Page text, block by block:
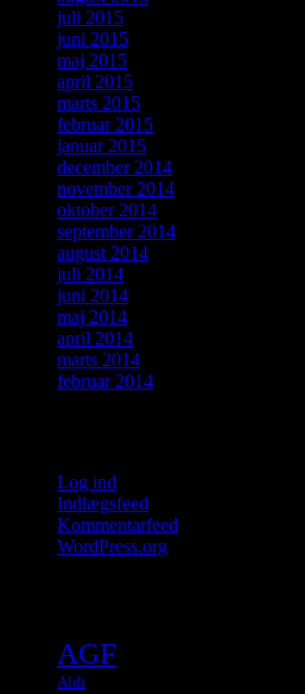
juli 2015
juni 2015
maj 2015
april 2015
marts 2015
februar 2015
januar 2015
december 2014
november 2014
oktober 2014
september 2014
august 2014
juli 2014
juni 2014
maj 2014
april 2014
marts 2014
februar 2014
Log ind
Indlægsfeed
Kommentarfeed
WordPress.org
AGF
Aldi